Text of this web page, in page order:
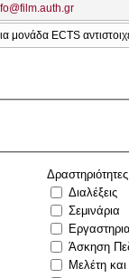
μονάδα ECTS
Δραστηριότητες
Διαλέξεις
Σεμινάρια
Άσκηση
Μελέτη